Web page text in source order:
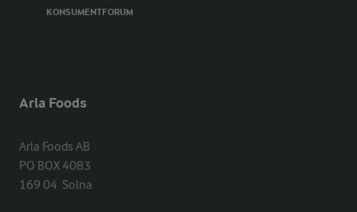
KONSUMENTFORUM
Arla Foods
Arla Foods AB
PO BOX 4083
169 04  Solna